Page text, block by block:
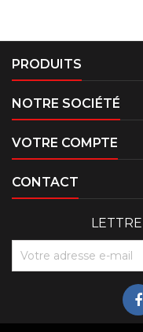
PRODUITS
NOTRE SOCIÉTÉ
VOTRE COMPTE
CONTACT